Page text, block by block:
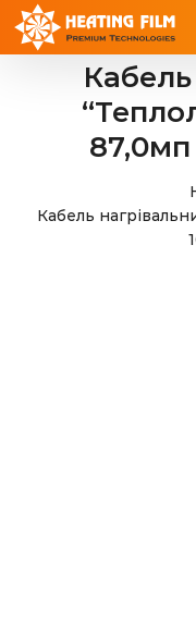
Skip
87,0мп
Кабель